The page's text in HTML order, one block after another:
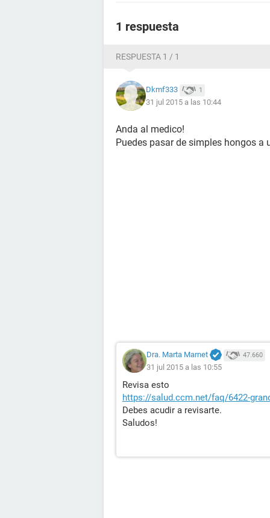
1 respuesta
RESPUESTA 1 / 1
Dkmf333 1
31 jul 2015 a las 10:44
Anda al medico!
Puedes pasar de simples hongos a
Dra. Marta Marnet 47.660
31 jul 2015 a las 10:55
Revisa esto
https://salud.ccm.net/faq/6422-
Debes acudir a revisarte.
Saludos!